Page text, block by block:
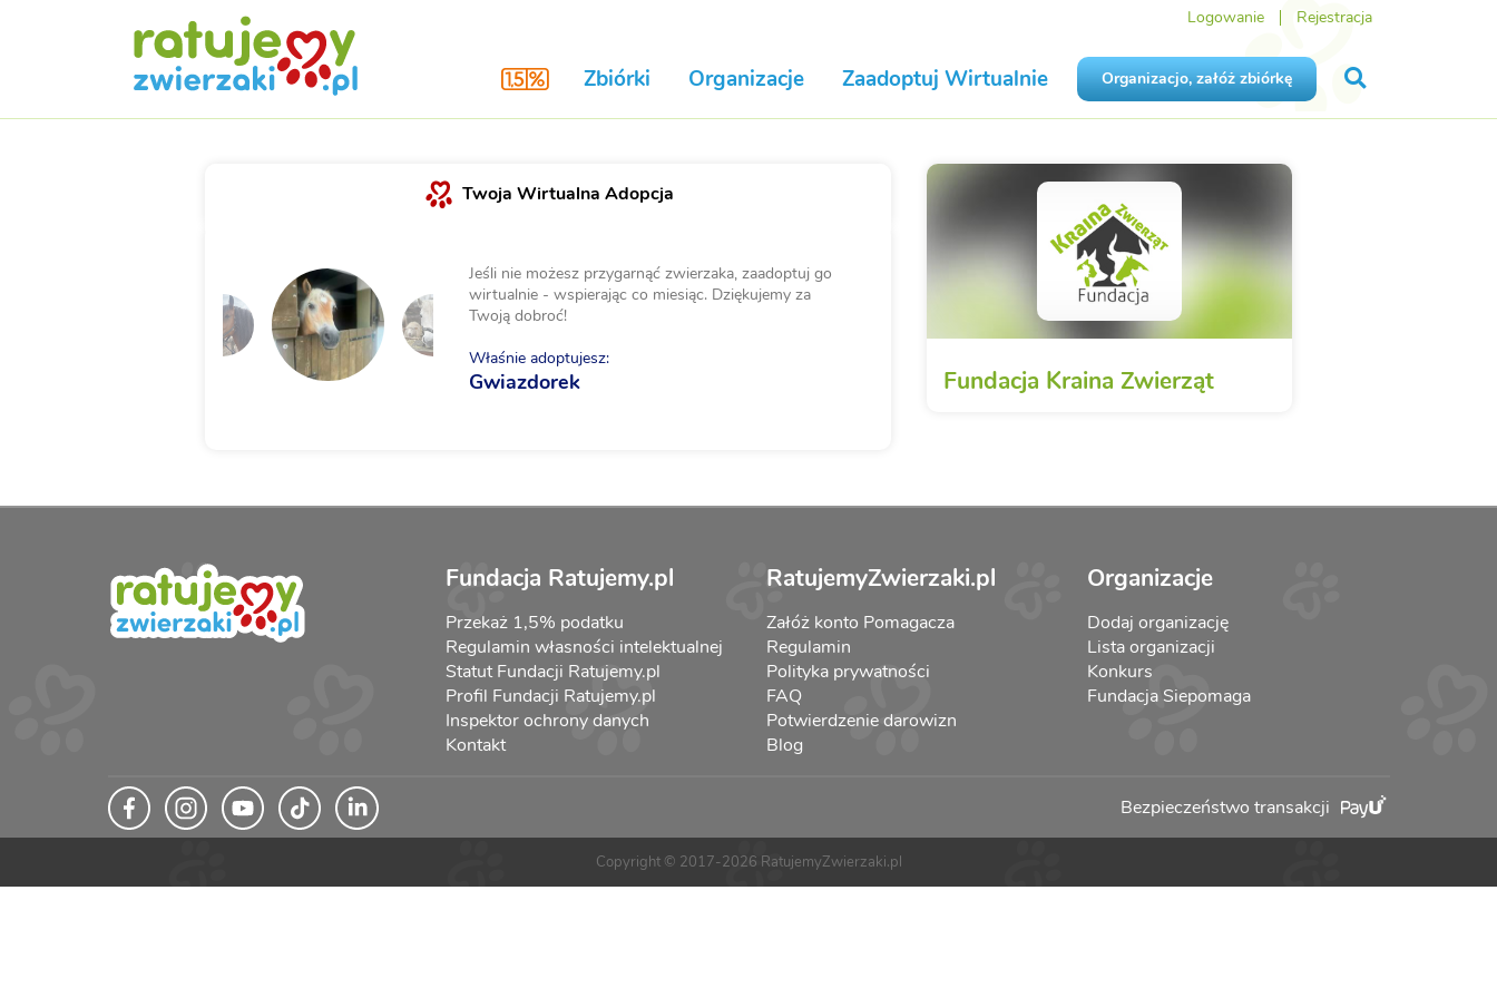
Logowanie Rejestracja
Zbiórki Organizacje Zaadoptuj Wirtualnie Organizacjo, załóż zbiórkę
Twoja Wirtualna Adopcja
Jeśli nie możesz przygarnąć zwierzaka, zaadoptuj go
wirtualnie - wspierając co miesiąc. Dziękujemy za
Twoją dobroć!
Właśnie adoptujesz:
Gwiazdorek Fundacja Kraina Zwierząt
Fundacja Ratujemy.pl
Przekaż 1,5% podatku
Regulamin własności intelektualnej
Statut Fundacji Ratujemy.pl
Profil Fundacji Ratujemy.pl
Inspektor ochrony danych
Kontakt
RatujemyZwierzaki.pl
Załóż konto Pomagacza
Regulamin
Polityka prywatności
FAQ
Potwierdzenie darowizn
Blog
Organizacje
Dodaj organizację
Lista organizacji
Konkurs
Fundacja Siepomaga
Bezpieczeństwo transakcji
Copyright © 2017-2026 RatujemyZwierzaki.pl